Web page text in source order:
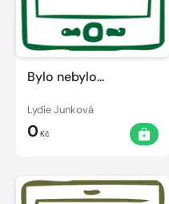
Bylo nebylo...
Lydie Junková
0Kč